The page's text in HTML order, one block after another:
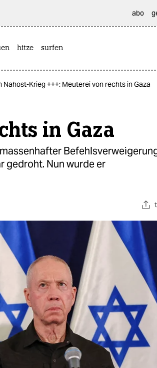
abo
hitze surfen
Nahost-Krieg +++: Meuterei von rechts in Gaza
in Gaza
gedroht. Nun wurde er